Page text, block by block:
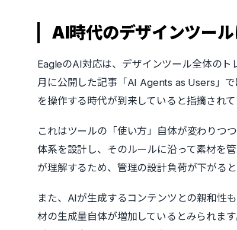
AI時代のデザインツー
EagleのAI対応は、デザインツール全体の
月に公開した記事「AI Agents as Users」
を操作する時代が到来していると指摘されて
これはツールの「使い方」自体が変わりつ
体系を設計し、そのルールに沿って素材を
が理解するため、管理の設計負荷が下がると
また、AIが生成するコンテンツとの親和性
材の生成量自体が増加しているとみられま